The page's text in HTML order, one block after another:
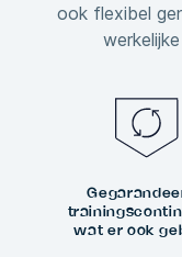
ook flexibel
wat er ook